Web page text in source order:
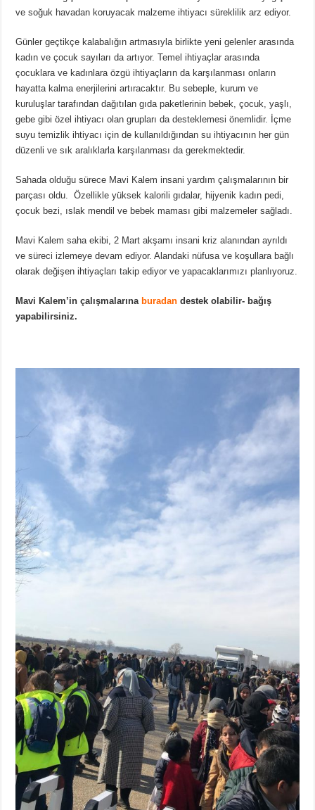
ve soğuk havadan koruyacak malzeme ihtiyacı süreklilik arz ediyor.
Günler geçtikçe kalabalığın artmasıyla birlikte yeni gelenler arasında
kadın ve çocuk sayıları da artıyor. Temel ihtiyaçlar arasında
çocuklara ve kadınlara özgü ihtiyaçların da karşılanması onların
hayatta kalma enerjilerini artıracaktır. Bu sebeple, kurum ve
kuruluşlar tarafından dağıtılan gıda paketlerinin bebek, çocuk, yaşlı,
gebe gibi özel ihtiyacı olan grupları da desteklemesi önemlidir. İçme
suyu temizlik ihtiyacı için de kullanıldığından su ihtiyacının her gün
düzenli ve sık aralıklarla karşılanması da gerekmektedir.
Sahada olduğu sürece Mavi Kalem insani yardım çalışmalarının bir
parçası oldu. Özellikle yüksek kalorili gıdalar, hijyenik kadın pedi,
çocuk bezi, ıslak mendil ve bebek maması gibi malzemeler sağladı.
Mavi Kalem saha ekibi, 2 Mart akşamı insani kriz alanından ayrıldı
ve süreci izlemeye devam ediyor. Alandaki nüfusa ve koşullara bağlı
olarak değişen ihtiyaçları takip ediyor ve yapacaklarımızı planlıyoruz.
Mavi Kalem’in çalışmalarına buradan destek olabilir- bağış
yapabilirsiniz.